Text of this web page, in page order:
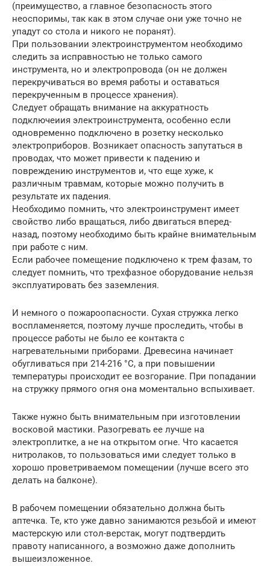
(преимущество, а главное безопасность этого
неоспоримы, так как в этом случае они уже точно не
упадут со стола и никого не поранят).
При пользовании электроинструментом необходимо
следить за исправностью не только самого
инструмента, но и электропровода (он не должен
перекручиваться во время работы и оставаться
перекрученным в процессе хранения).
Следует обращать внимание на аккуратность
подключеиия электроинструмента, особенно если
одновременно подключено в розетку несколько
электроприборов. Возникает опасность запутаться в
проводах, что может привести к падению и
повреждению инструментов и, что еще хуже, к
различным травмам, которые можно получить в
результате их падения.
Необходимо помнить, что электроинструмент имеет
свойство либо вращаться, либо двигаться вперед-
назад, поэтому необходимо быть крайне внимательным
при работе с ним.
Если рабочее помещение подключено к трем фазам, то
следует помнить, что трехфазное оборудование нельзя
эксплуатировать без заземления.
И немного о пожароопасности. Сухая стружка легко
воспламеняется, поэтому лучше проследить, чтобы в
процессе работы не было ее контакта с
нагревательными приборами. Древесина начинает
обугливаться при 214-216 °С, а при повышении
температуры происходит ее возгорание. При попадании
на стружку прямого огня она моментально вспыхивает.
Также нужно быть внимательным при изготовлении
восковой мастики. Разогревать ее лучше на
электроплитке, а не на открытом огне. Что касается
нитролаков, то пользоваться ими следует только в
хорошо проветриваемом помещении (лучше всего это
делать на балконе).
В рабочем помещении обязательно должна быть
аптечка. Те, кто уже давно занимаются резьбой и имеют
мастерскую или стол-верстак, могут подтвердить
правоту написанного, а возможно даже дополнить
вышеизложенное.